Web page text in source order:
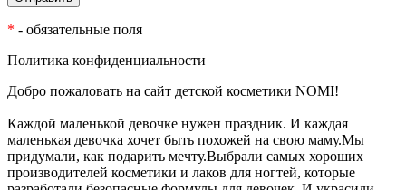
* - обязательные поля
Политика конфиденциальности
Добро пожаловать на сайт детской косметики NOMI!
Каждой маленькой девочке нужен праздник. И каждая
маленькая девочка хочет быть похожей на свою маму.Мы
придумали, как подарить мечту.Выбрали самых хороших
производителей косметики и лаков для ногтей, которые